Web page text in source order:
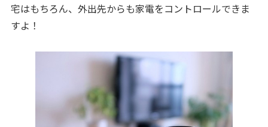
宅はもちろん、外出先からも家電をコントロールできま
すよ！